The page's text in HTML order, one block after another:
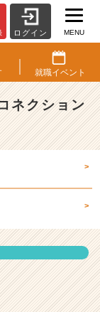
ログイン MENU
就職イベント
ネクション
>
>